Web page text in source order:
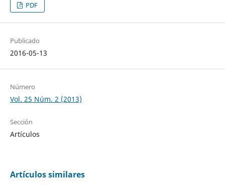
PDF
Publicado
2016-05-13
Número
Vol. 25 Núm. 2 (2013)
Sección
Artículos
Artículos similares